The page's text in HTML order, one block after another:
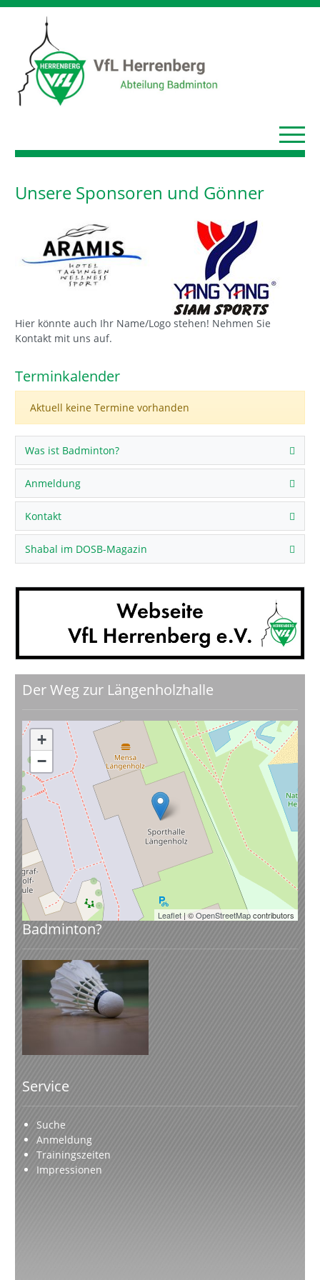
Unsere Sponsoren und Gönner
Hier könnte auch Ihr Name/Logo stehen! Nehmen Sie
Kontakt mit uns auf.
Terminkalender
Aktuell keine Termine vorhanden
Was ist Badminton?
Anmeldung
Kontakt
Shabal im DOSB-Magazin
Der Weg zur Längenholzhalle
+
−
Leaflet | ©OpenStreetMapcontributors
Badminton?
Service
Suche
Anmeldung
Trainingszeiten
Impressionen